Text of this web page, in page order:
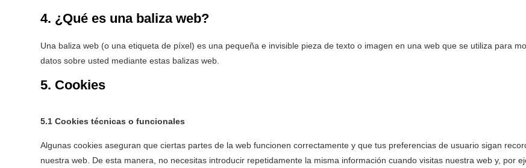
4. ¿Qué es una baliza web?
Una baliza web (o una etiqueta de píxel) es una pequeña e invisible pieza de texto o imagen en una web que se utiliza para
datos sobre usted mediante estas balizas web.
5. Cookies
5.1 Cookies técnicas o funcionales
Algunas cookies aseguran que ciertas partes de la web funcionen correctamente y que tus preferencias de usuario sigan
nuestra web. De esta manera, no necesitas introducir repetidamente la misma información cuando visitas nuestra web y, por